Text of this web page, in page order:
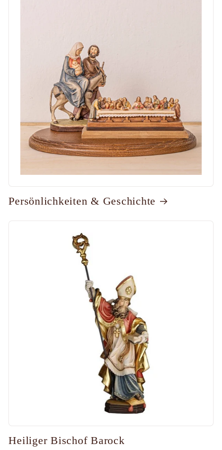
Persönlichkeiten & Geschichte
Heiliger Bischof Barock